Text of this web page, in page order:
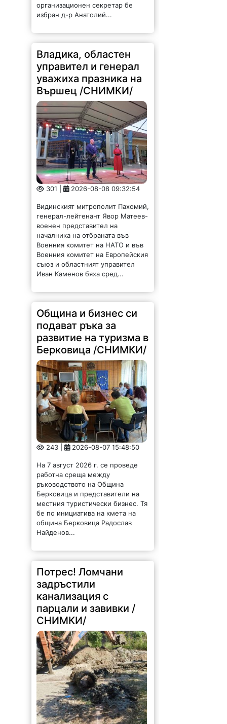
организационен секретар бе
избран д-р Анатолий...
Владика, областен
управител и генерал
уважиха празника на
Вършец /СНИМКИ/
301 | 2026-08-08 09:32:54
Видинският митрополит Пахомий,
генерал-лейтенант Явор Матеев-
военен представител на
началника на отбраната във
Военния комитет на НАТО и във
Военния комитет на Европейския
съюз и областният управител
Иван Каменов бяха сред...
Община и бизнес си
подават ръка за
развитие на туризма в
Берковица /СНИМКИ/
243 | 2026-08-07 15:48:50
На 7 август 2026 г. се проведе
работна среща между
ръководството на Община
Берковица и представители на
местния туристически бизнес. Тя
бе по инициатива на кмета на
община Берковица Радослав
Найденов...
Потрес! Ломчани
задръстили
канализация с
парцали и завивки /
СНИМКИ/